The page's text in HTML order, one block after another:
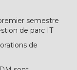
semestre
de parc IT
de